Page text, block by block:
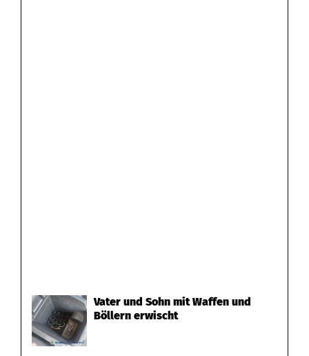
Vater und Sohn mit Waffen und
Böllern erwischt